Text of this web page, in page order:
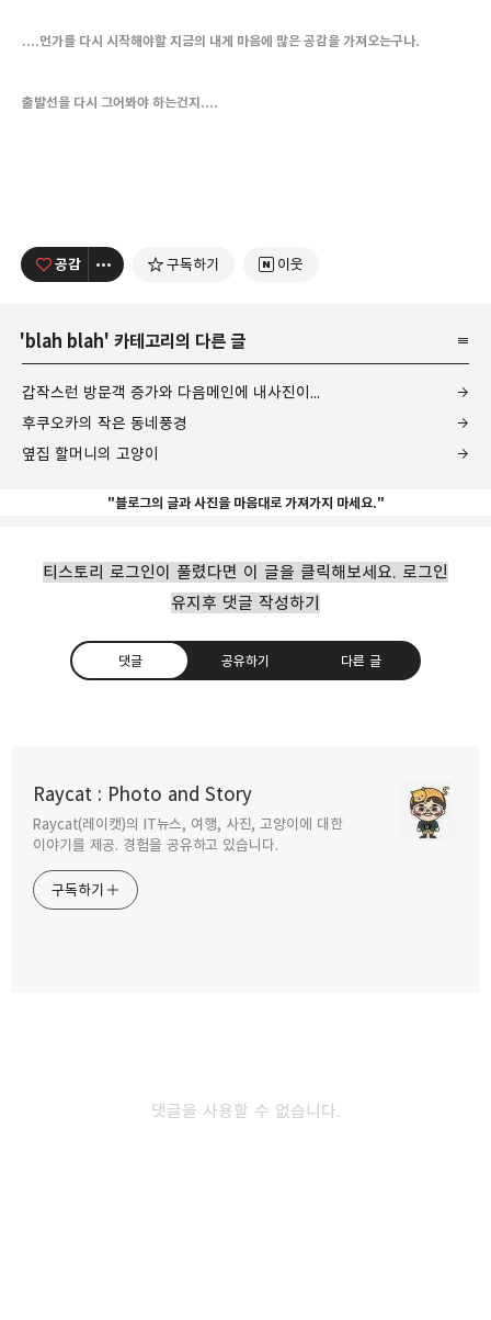
....먼가를 다시 시작해야할 지금의 내게 마음에 많은 공감을 가져오는구나.
출발선을 다시 그어봐야 하는건지....
공감 구독하기 이웃
' blah blah' 카테고리의 다른 글
갑작스런 방문객 증가와 다음메인에 내사진이...
후쿠오카의 작은 동네풍경
옆집 할머니의 고양이
"블로그의 글과 사진을 마음대로 가져가지 마세요."
티스토리 로그인이 풀렸다면 이 글을 클릭해보세요. 로그인
유지후 댓글 작성하기
댓글 공유하기 다른 글
Raycat : Photo and Story
Raycat(레이캣)의 IT뉴스, 여행, 사진, 고양이에 대한
이야기를 제공. 경험을 공유하고 있습니다.
구독하기
댓글을 사용할 수 없습니다.
구독하기 카카오톡
2007.11.30
갑작스런 방문객 증가와 다음메인에 내사진이...